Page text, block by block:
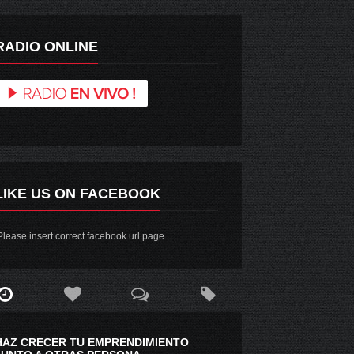
ONLINE
US ON FACEBOOK
insert correct facebook url page.
CRECER TU EMPRENDIMIENTO